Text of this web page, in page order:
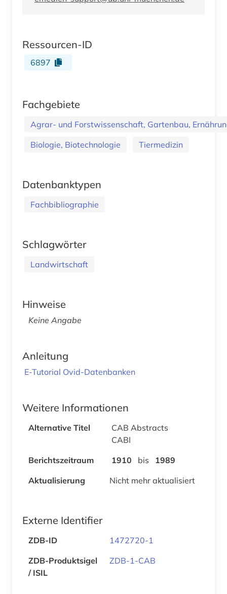
Ressourcen-ID
6897
Fachgebiete
Agrar- und Forstwissenschaft, Gartenbau,
Biologie, Biotechnologie
Tiermedizin
Datenbanktypen
Fachbibliographie
Schlagwörter
Landwirtschaft
Hinweise
Keine Angabe
Anleitung
E-Tutorial Ovid-Datenbanken
Weitere Informationen
Alternative Titel
CAB Abstracts
CABI
Berichtszeitraum
1910 bis
1989
Aktualisierung
Nicht mehr aktualisiert
Externe Identifier
ZDB-ID
1472720-1
ZDB-Produktsigel
/ ISIL
ZDB-1-CAB